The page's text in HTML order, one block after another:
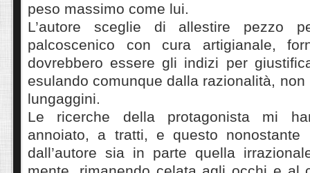
peso massimo come lui.
L’autore sceglie di allestire pezzo
palcoscenico con cura artigianale,
dovrebbero essere gli indizi per
esulando comunque dalla razionalità,
lungaggini.
Le ricerche della protagonista mi
annoiato, a tratti, e questo nonostante
dall’autore sia in parte quella